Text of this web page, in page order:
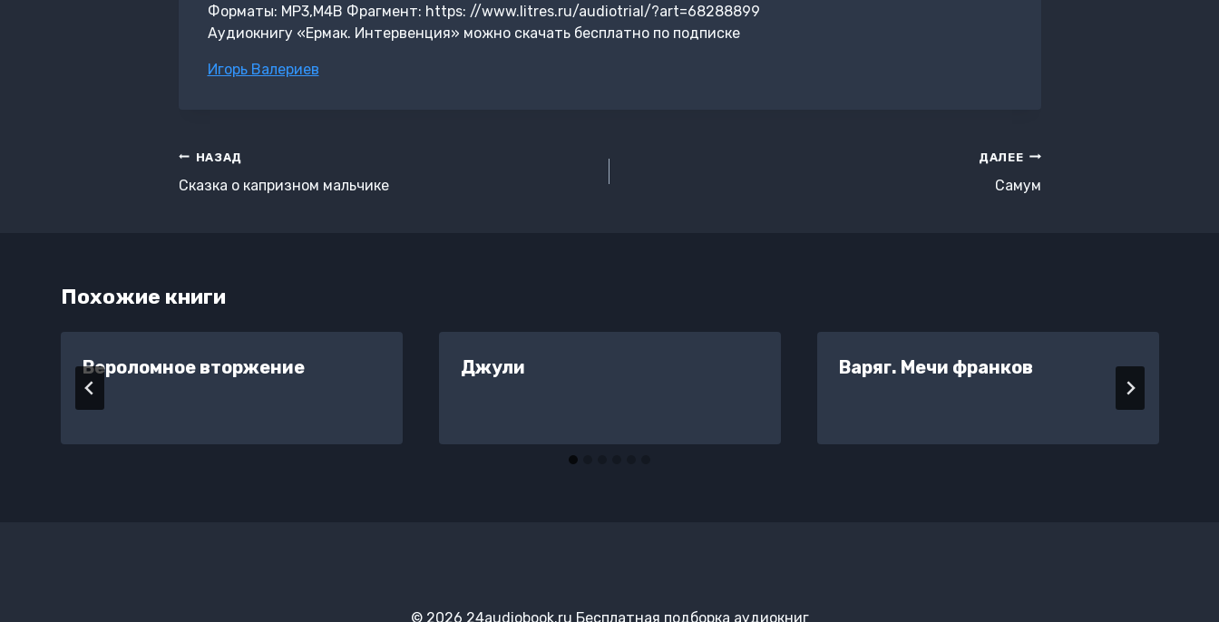
Форматы: MP3,M4B Фрагмент: https: //www.litres.ru/audiotrial/?art=68288899
Аудиокнигу «Ермак. Интервенция» можно скачать бесплатно по подписке
Метки
Игорь Валериев
Навигация
по
НАЗАД
Сказка о капризном мальчике
ДАЛЕЕ
Самум
Похожие книги
Вероломное вторжение Джули Варяг. Мечи франков
© 2026 24audiobook.ru Бесплатная подборка аудиокниг